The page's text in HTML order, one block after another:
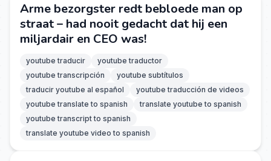
Arme bezorgster redt bebloede man op
straat – had nooit gedacht dat hij een
miljardair en CEO was!
youtube traducir
youtube traductor
youtube transcripción
youtube subtítulos
traducir youtube al español
youtube traducción de videos
youtube translate to spanish
translate youtube to spanish
youtube transcript to spanish
translate youtube video to spanish